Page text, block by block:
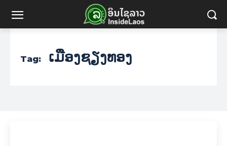
Tag: ເມືອງຊຽງທອງ